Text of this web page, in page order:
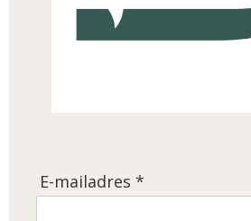
E-mailadres *